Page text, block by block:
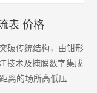
表 价格
技术及掩膜数字集成
离的场所高低压电